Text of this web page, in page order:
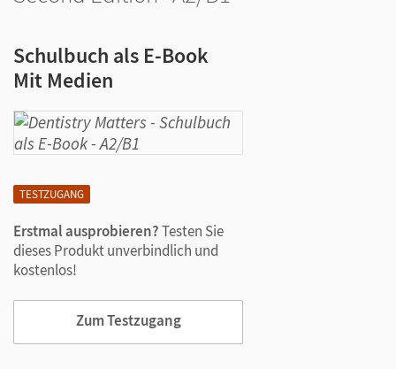
TESTZUGANG
Erstmal ausprobieren?Testen Sie
dieses Produkt unverbindlich und
kostenlos!
Zum Testzugang
Schulbuch als E-Book
Mit Medien